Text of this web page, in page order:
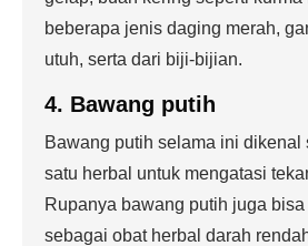
beberapa jenis daging merah,
utuh, serta dari biji-bijian.
4. Bawang putih
Bawang putih selama ini dikenal
satu herbal untuk mengatasi
Rupanya bawang putih juga
sebagai obat herbal darah